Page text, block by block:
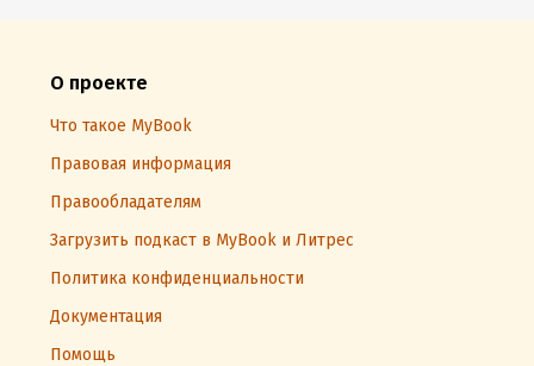
О проекте
Что такое MyBook
Правовая информация
Правообладателям
Загрузить подкаст в MyBook и Литрес
Политика конфиденциальности
Документация
Помощь